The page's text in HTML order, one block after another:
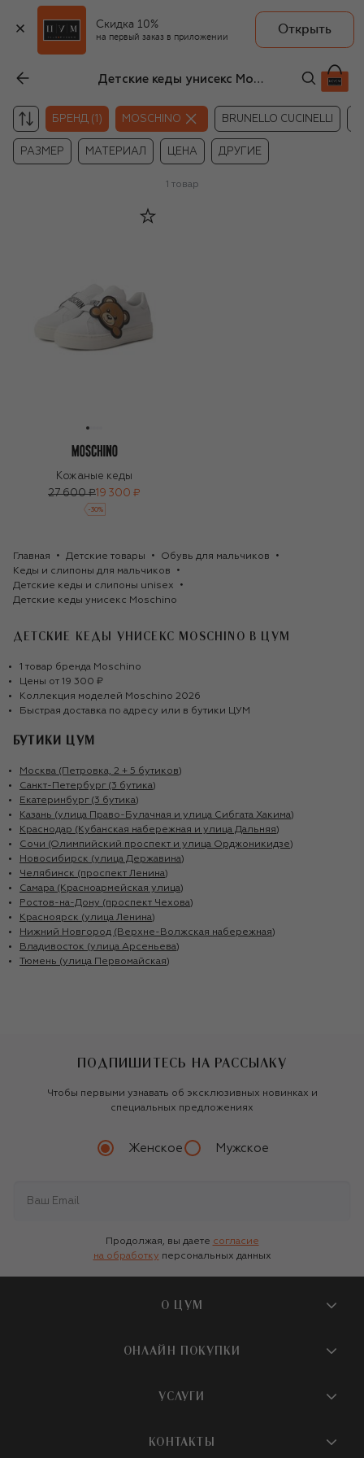
Скидка 10%
на первый заказ в приложении
Открыть
Детские кеды унисекс Moschino
БРЕНД (1) MOSCHINO BRUNELLO CUCINELLI
РАЗМЕР МАТЕРИАЛ ЦЕНА ДРУГИЕ
1 товар
Кожаные кеды
27 600 ₽ 19 300 ₽
-30%
Главная Детские товары
Обувь для мальчиков
Кеды и слипоны для мальчиков
Детские кеды и слипоны unisex
Детские кеды унисекс Moschino
ДЕТСКИЕ КЕДЫ УНИСЕКС MOSCHINO В ЦУМ
1 товар бренда Moschino
Цены от 19 300 ₽
Коллекция моделей Moschino 2026
Быстрая доставка по адресу или в бутики ЦУМ
БУТИКИ ЦУМ
Москва (Петровка, 2 + 5 бутиков)
Санкт-Петербург (3 бутика)
Екатеринбург (3 бутика)
Казань (улица Право-Булачная и улица Сибгата Хакима)
Краснодар (Кубанская набережная и улица Дальняя)
Сочи (Олимпийский проспект и улица Орджоникидзе)
Новосибирск (улица Державина)
Челябинск (проспект Ленина)
Самара (Красноармейская улица)
Ростов-на-Дону (проспект Чехова)
Красноярск (улица Ленина)
Нижний Новгород (Верхне-Волжская набережная)
Владивосток (улица Арсеньева)
Тюмень (улица Первомайская)
ПОДПИШИТЕСЬ НА РАССЫЛКУ
Чтобы первыми узнавать об эксклюзивных новинках и
специальных предложениях
Женское Мужское
Продолжая, вы даете согласие
на обработку персональных данных
О ЦУМ
О магазине
Бутики и ПВЗ ЦУМ
ОНЛАЙН ПОКУПКИ
Доставка
УСЛУГИ
КОНТАКТЫ